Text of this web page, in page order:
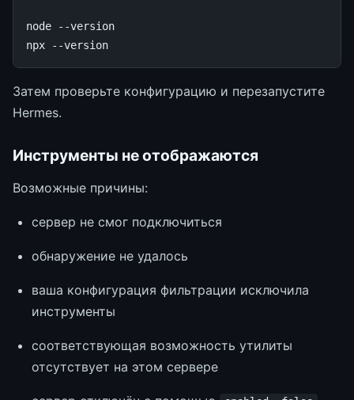
node
--version
npx
Затем проверьте конфигурацию и перезапустите
Hermes.
Инструменты не отображаются
Возможные причины:
сервер не смог подключиться
обнаружение не удалось
ваша конфигурация фильтрации исключила
инструменты
соответствующая возможность утилиты
отсутствует на этом сервере